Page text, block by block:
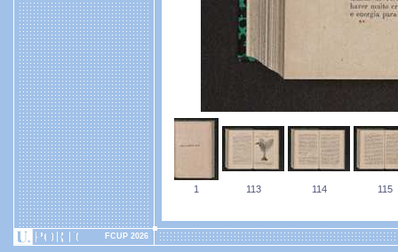
1 113 114 115
FCUP 2026